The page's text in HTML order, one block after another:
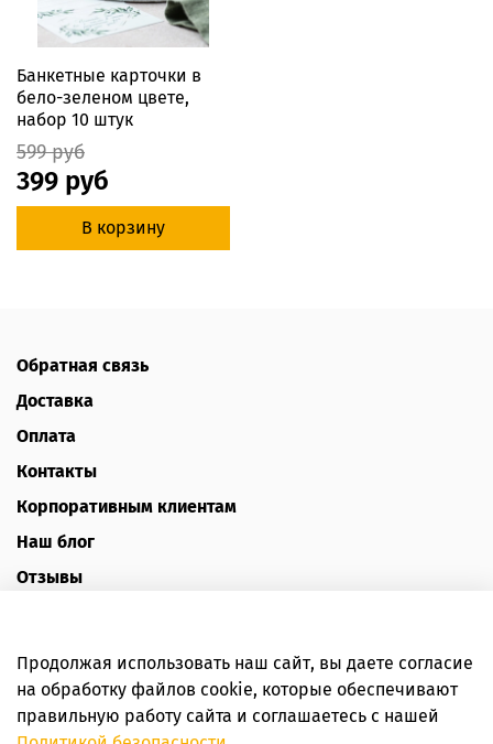
Банкетные карточки в
бело-зеленом цвете,
набор 10 штук
599 руб
399 руб
В корзину
Обратная связь
Доставка
Оплата
Контакты
Корпоративным клиентам
Наш блог
Отзывы
Пользовательское соглашение
Интернет-магазин HoneyForYou
Продолжая использовать наш сайт, вы даете согласие
на обработку файлов cookie, которые обеспечивают
правильную работу сайта и соглашаетесь с нашей